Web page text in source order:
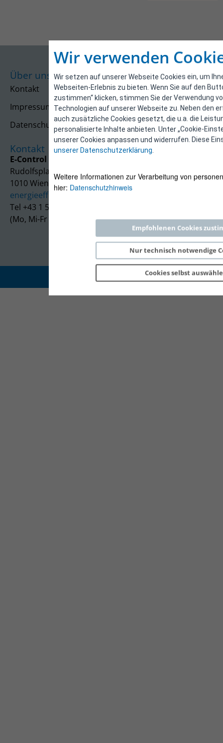
Wir verwenden
Wir setzen auf unserer Webseite Cookies ein, um
Webseiten-Erlebnis zu bieten. Wenn Sie auf den
zustimmen“ klicken, stimmen Sie der Verwendung
Technologien auf unserer Webseite zu. Neben den
auch zusätzliche Cookies gesetzt, die u.a. die
personalisierte Inhalte anbieten. Unter „Cookie-
unserer Cookies anpassen und widerrufen. Diese
unserer Datenschutzerklärung
Weitere Informationen zur Verarbeitung von
hier: Datenschutzhinweis
Empfohlenen Cookies
Nur technisch notwendige
Cookies selbst
Über uns
Kontakt
Impressum
Datenschutzerklärung
Kontakt
E-Control
Rudolfsplatz 13a
1010 Wien
energieeffizienz@e-control.at
Tel +43 1 5324724
(Mo, Mi-Fr 09:30-12:30 Uhr)
Copyright 2026 © E-Control